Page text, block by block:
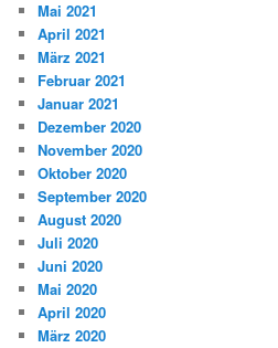
Mai 2021
April 2021
März 2021
Februar 2021
Januar 2021
Dezember 2020
November 2020
Oktober 2020
September 2020
August 2020
Juli 2020
Juni 2020
Mai 2020
April 2020
März 2020